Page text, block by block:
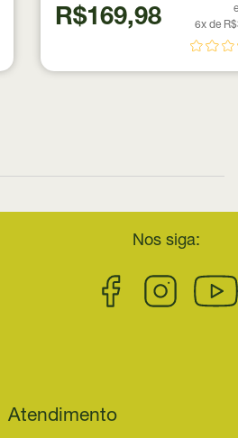
R$169,98
6x de
Nos siga:
Atendimento